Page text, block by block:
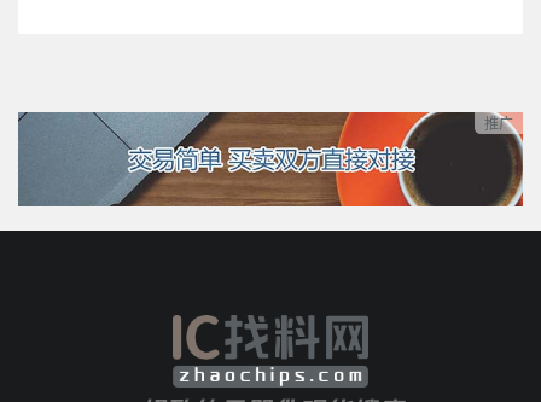
推广